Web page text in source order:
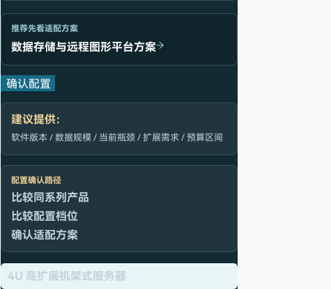
推荐先看适配方案
数据存储与远程图形平台方案
确认配置
建议提供：
软件版本 / 数据规模 / 当前瓶颈 / 扩展需求 / 预算区间
配置确认路径
比较同系列产品
比较配置档位
确认适配方案
4U 高扩展机架式服务器